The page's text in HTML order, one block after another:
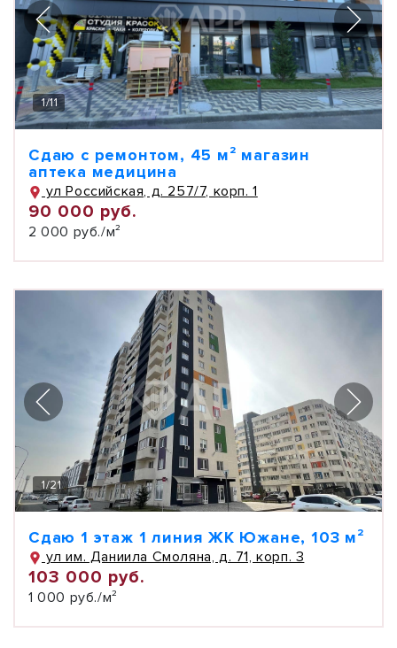
1/11
Сдаю с ремонтом, 45 м² магазин
аптека медицина
ул Российская, д. 257/7, корп. 1
90 000 руб.
2 000 руб./м²
1/21
Сдаю 1 этаж 1 линия ЖК Южане, 103 м²
ул им. Даниила Смоляна, д. 71, корп. 3
103 000 руб.
1 000 руб./м²